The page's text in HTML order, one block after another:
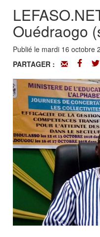
Ouédraogo
Publié le mardi 16 octobre
PARTAGER :